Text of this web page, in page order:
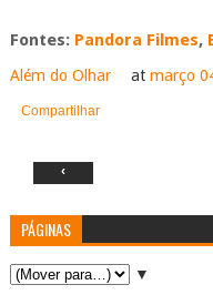
Fontes: Pandora Filmes,
Além do Olhar atmarço
Compartilhar
‹
PÁGINAS
▼